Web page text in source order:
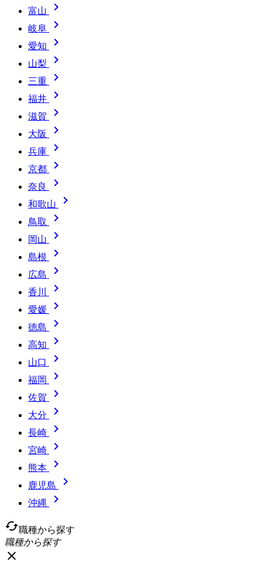
富山 
岐阜 
愛知 
山梨 
三重 
福井 
滋賀 
大阪 
兵庫 
京都 
奈良 
和歌山 
鳥取 
岡山 
島根 
広島 
香川 
愛媛 
徳島 
高知 
山口 
福岡 
佐賀 
大分 
長崎 
宮崎 
熊本 
鹿児島 
沖縄

cached職種から探す
職種から探す
close